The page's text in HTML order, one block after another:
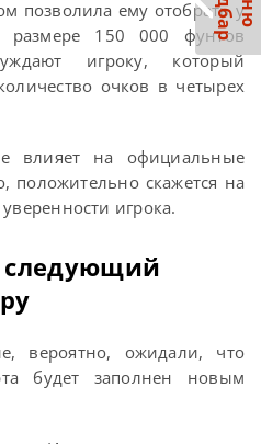
позволила ему отобрать у
150 000 фунтов
игроку, который
очков в четырех
влияет на официальные
положительно скажется на
игрока.
следующий
вероятно, ожидали, что
будет заполнен новым